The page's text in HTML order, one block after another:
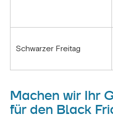
Schwarzer Freitag
Machen wir Ihr
für den Black